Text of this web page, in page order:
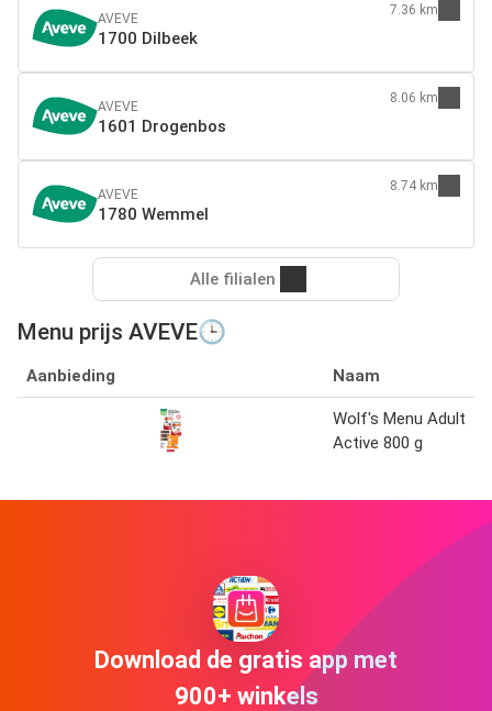
AVEVE
1700 Dilbeek
7.36 km
AVEVE
1601 Drogenbos
8.06 km
AVEVE
1780 Wemmel
8.74 km
Alle filialen
Menu prijs AVEVE🕒
Aanbieding Naam
Wolf's Menu Adult
Active 800 g
Download de gratis app met
900+ winkels